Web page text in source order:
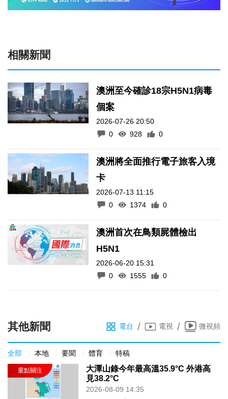
相關新聞
澳洲至今確診18宗H5N1病毒
個案
2026-07-26 20:50
0
928 0
澳洲將全面推行電子旅客入境
卡
2026-07-13 11:15
0
1374 0
澳洲首次在鳥類屍體檢出
H5N1
2026-06-20 15:31
0
1555 0
其他新聞 電台 / 電視 / 微視頻
全部 本地 要聞 體育 特稿
大潭山錄今年最高溫35.9°C 外港高
見38.2°C
2026-08-09 14:35